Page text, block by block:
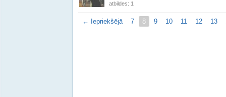
atbildes: 1
← Iepriekšējā 7 8 9 10 11 12 13